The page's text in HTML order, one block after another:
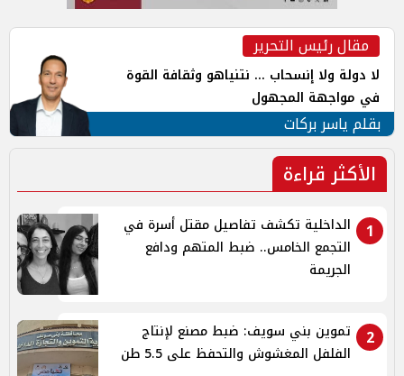
مقال رئيس التحرير
لا دولة ولا إنسحاب ... نتنياهو وثقافة القوة
في مواجهة المجهول
بقلم ياسر بركات
الأكثر قراءة
1
الداخلية تكشف تفاصيل مقتل أسرة في
التجمع الخامس.. ضبط المتهم ودافع
الجريمة
2
تموين بني سويف: ضبط مصنع لإنتاج
الفلفل المغشوش والتحفظ على 5.5 طن